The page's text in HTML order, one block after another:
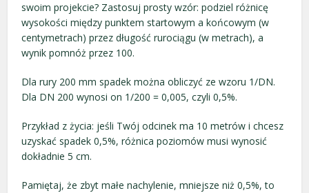
swoim projekcie? Zastosuj prosty wzór: podziel różnicę
wysokości między punktem startowym a końcowym (w
centymetrach) przez długość rurociągu (w metrach), a
wynik pomnóż przez 100.
Dla rury 200 mm spadek można obliczyć ze wzoru 1/DN.
Dla DN 200 wynosi on 1/200 = 0,005, czyli 0,5%.
Przykład z życia: jeśli Twój odcinek ma 10 metrów i chcesz
uzyskać spadek 0,5%, różnica poziomów musi wynosić
dokładnie 5 cm.
Pamiętaj, że zbyt małe nachylenie, mniejsze niż 0,5%, to